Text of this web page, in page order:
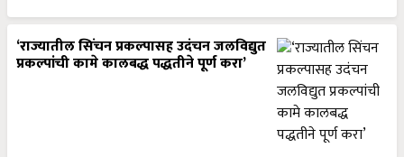
‘राज्यातील सिंचन प्रकल्पासह उदंचन जलविद्युत
प्रकल्पांची कामे कालबद्ध पद्धतीने पूर्ण करा’